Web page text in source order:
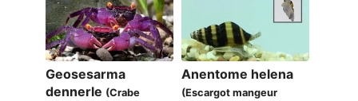
Geosesarma
dennerle (Crabe
Anentome helena
(Escargot mangeur